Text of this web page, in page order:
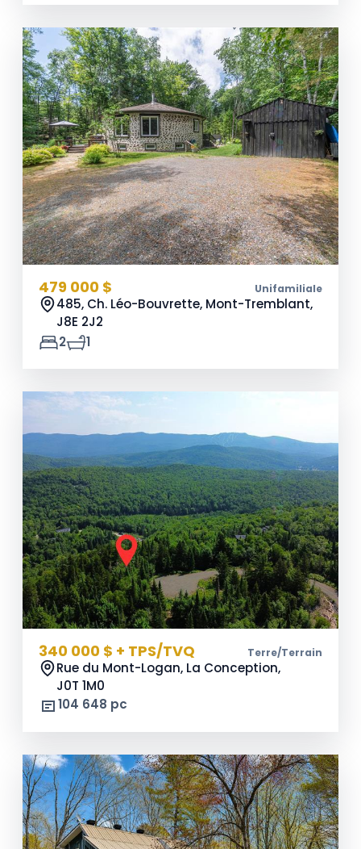
479 000 $ Unifamiliale
485, Ch. Léo-Bouvrette, Mont-Tremblant,
J8E 2J2
2
1
340 000 $ + TPS/TVQ Terre/Terrain
Rue du Mont-Logan, La Conception,
J0T 1M0
104 648 pc